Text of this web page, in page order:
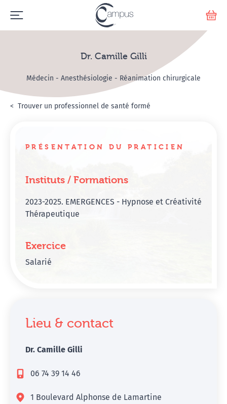
Dr. Camille Gilli
Médecin - Anesthésiologie - Réanimation chirurgicale
Accueil
Annuaire Hypnosanté
Trouver un professionnel de santé formé
PRÉSENTATION DU PRATICIEN
Instituts / Formations
2023-2025. EMERGENCES - Hypnose et Créativité
Thérapeutique
Exercice
Salarié
Lieu & contact
Dr. Camille Gilli
06 74 39 14 46
1 Boulevard Alphonse de Lamartine